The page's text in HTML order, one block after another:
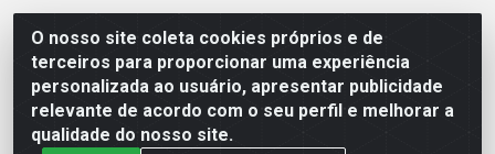
O nosso site coleta cookies próprios e de
terceiros para proporcionar uma experiência
personalizada ao usuário, apresentar publicidade
relevante de acordo com o seu perfil e melhorar a
qualidade do nosso site.
Mix Alimentos LTDA - Quadra Asr Ne 55 (412 Norte),
Alameda 02, S/N - Plano Diretor Norte, Palmas/TO - CEP
77.006-540 - CNPJ 05.922.500/0001-02